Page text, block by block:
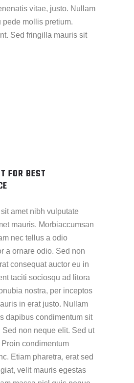
vitae, justo. Nullam
pede mollis pretium.
Sed fringilla mauris sit
FOR BEST
amet nibh vulputate
mauris. Morbiaccumsan
nec tellus a odio
a ornare odio. Sed non
consequat auctor eu in
taciti sociosqu ad litora
nostra, per inceptos
in erat justo. Nullam
dapibus condimentum sit
Sed non neque elit. Sed ut
condimentum
Etiam pharetra, erat sed
velit mauris egestas